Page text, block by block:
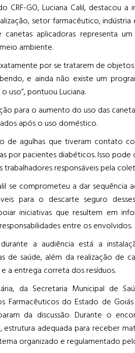
CRF-GO, Luciana Calil, destacou
setor farmacêutico,
canetas aplicadoras representa
ambiente.
por se tratarem de
e ainda não existe um
uso”, pontuou Luciana.
para o aumento do uso das
após o uso doméstico.
de agulhas que tiveram contato
por pacientes diabéticos. Isso
responsáveis pela
se comprometeu a dar
para o descarte seguro
iniciativas que resultem em
entre os envolvidos.
durante a audiência está a
de saúde, além da realização de
a entrega correta dos resíduos.
da Secretaria Municipal de
Farmacêuticos do Estado de
da discussão. Durante o
estrutura adequada para receber
organizado e regulamentado